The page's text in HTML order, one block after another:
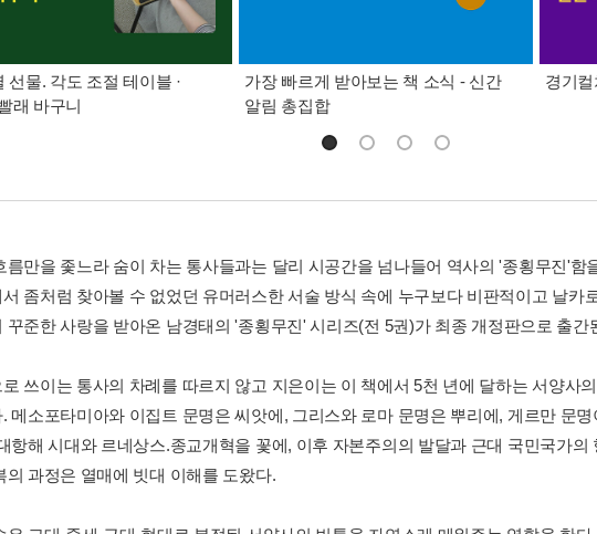
선물. 각도 조절 테이블 ·
래 바구니
가장 빠르게 받아보는 책 소식 - 신간
알림 총집합
경기
름만을 좇느라 숨이 차는 통사들과는 달리 시공간을 넘나들어 역사의 '종횡무진'함
좀처럼 찾아볼 수 없었던 유머러스한 서술 방식 속에 누구보다 비판적이고 날카
꾸준한 사랑을 받아온 남경태의 '종횡무진' 시리즈(전 5권)가 최종 개정판으로 출간
쓰이는 통사의 차례를 따르지 않고 지은이는 이 책에서 5천 년에 달하는 서양사
메소포타미아와 이집트 문명은 씨앗에, 그리스와 로마 문명은 뿌리에, 게르만 문
항해 시대와 르네상스.종교개혁을 꽃에, 이후 자본주의의 발달과 근대 국민국가의
의 과정은 열매에 빗대 이해를 도왔다.